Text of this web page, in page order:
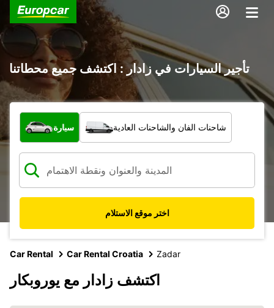
تأجير السيارات في زادار : اكتشف جميع محطاتنا
ما نوع المركبة؟
سيارة شاحنات الفان والشاحنات العادية
اختر موقع الاستلام
Car Rental Car Rental Croatia Zadar
اكتشف زادار مع يوروبكار